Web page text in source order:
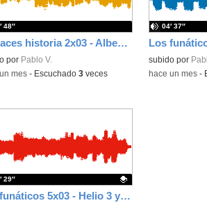
Tú haces historia 2x03 - Alberto González (concejal Latina)
por Pablo V.
48″
mes- Escuchado 3veces
subido por
04′ 37″
-hace un mes-
Los funáticos 5x03 - Helio 3 y el chiste de Ramón
29″